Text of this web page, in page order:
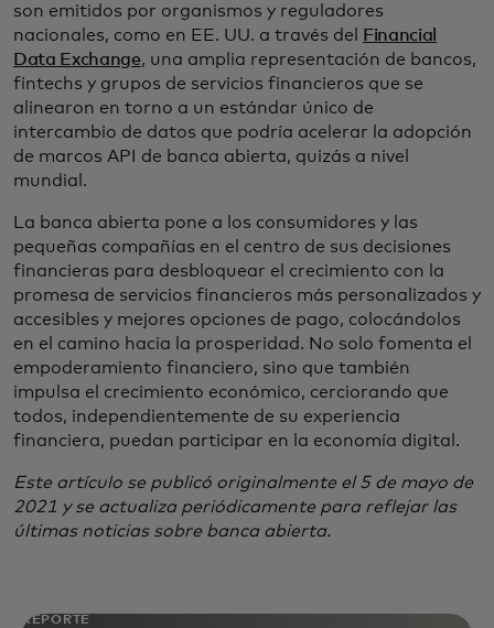
son emitidos por organismos y reguladores
nacionales, como en EE. UU. a través del Financial
Data Exchange, una amplia representación de bancos,
fintechs y grupos de servicios financieros que se
alinearon en torno a un estándar único de
intercambio de datos que podría acelerar la adopción
de marcos API de banca abierta, quizás a nivel
mundial.
La banca abierta pone a los consumidores y las
pequeñas compañías en el centro de sus decisiones
financieras para desbloquear el crecimiento con la
promesa de servicios financieros más personalizados y
accesibles y mejores opciones de pago, colocándolos
en el camino hacia la prosperidad. No solo fomenta el
empoderamiento financiero, sino que también
impulsa el crecimiento económico, cerciorando que
todos, independientemente de su experiencia
financiera, puedan participar en la economía digital.
Este artículo se publicó originalmente el 5 de mayo de
2021 y se actualiza periódicamente para reflejar las
últimas noticias sobre banca abierta.
REPORTE